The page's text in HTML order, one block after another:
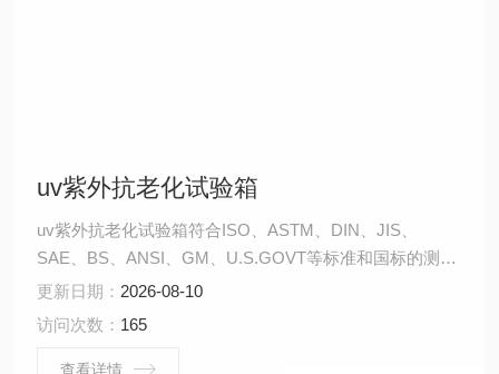
uv紫外抗老化试验箱
uv紫外抗老化试验箱符合ISO、ASTM、DIN、JIS、
SAE、BS、ANSI、GM、U.S.GOVT等标准和国标的测试
要求；操作容易、安全可靠；试件安装厚度可调节，试件
安装快速、简便。
更新日期： 2026-08-10
访问次数： 165
查看详情